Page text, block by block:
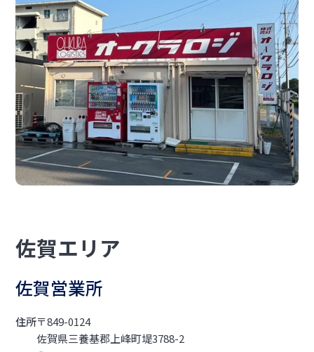
佐賀エリア
佐賀営業所
住所〒849-0124
佐賀県三養基郡上峰町堤3788-2